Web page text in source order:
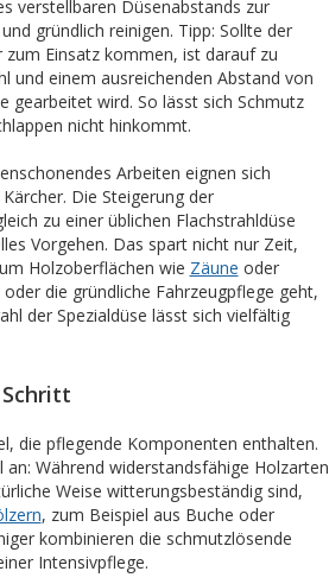
verstellbaren Düsenabstands zur
gründlich reinigen. Tipp: Sollte der
Einsatz kommen, ist darauf zu
und einem ausreichenden Abstand von
gearbeitet wird. So lässt sich Schmutz
nicht hinkommt.
Arbeiten eignen sich
Die Steigerung der
zu einer üblichen Flachstrahldüse
Vorgehen. Das spart nicht nur Zeit,
Holzoberflächen wie Zäune oder
die gründliche Fahrzeugpflege geht,
der Spezialdüse lässt sich vielfältig
die pflegende Komponenten enthalten.
Während widerstandsfähige Holzarten
Weise witterungsbeständig sind,
, zum Beispiel aus Buche oder
kombinieren die schmutzlösende
Intensivpflege.